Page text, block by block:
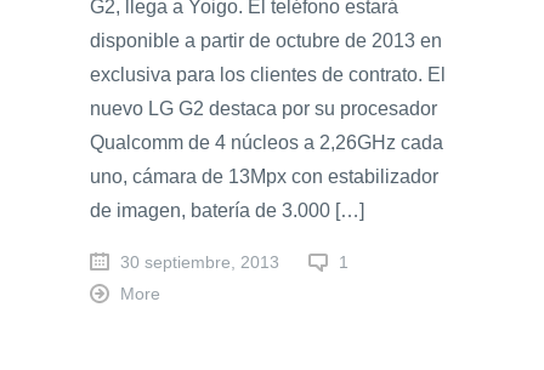
G2, llega a Yoigo. El teléfono estará
disponible a partir de octubre de 2013 en
exclusiva para los clientes de contrato. El
nuevo LG G2 destaca por su procesador
Qualcomm de 4 núcleos a 2,26GHz cada
uno, cámara de 13Mpx con estabilizador
de imagen, batería de 3.000 […]
30 septiembre, 2013
1
More